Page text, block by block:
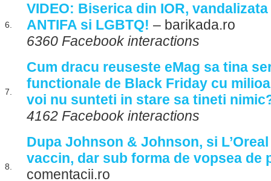
6.
VIDEO: Biserica din IOR,
ANTIFA si LGBTQ! – barikada.ro
6360 Facebook interactions
7.
Cum dracu reuseste eMag sa tina
functionale de Black Friday cu
voi nu sunteti in stare sa tineti
4162 Facebook interactions
8.
Dupa Johnson & Johnson, si
vaccin, dar sub forma de vopsea de
comentacii.ro